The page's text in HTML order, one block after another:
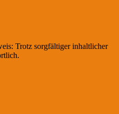
Trotz sorgfältiger inhaltlicher